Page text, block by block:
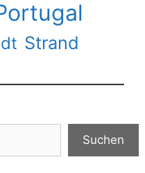
Strand
Suchen